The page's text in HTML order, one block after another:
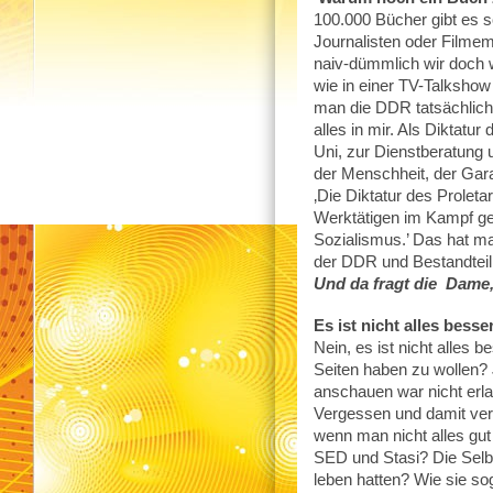
100.000 Bücher gibt es
Journalisten oder
naiv-dümmlich wir doch
wie in einer TV-
man die DDR
alles in mir. Als Diktatur
Uni, zur Dienstberatung
der Menschheit, der
‚Die Diktatur des
Werktätigen im Kampf
Sozialismus.’ Das hat
der DDR und
Und da fragt die
Es ist nicht alles
Nein, es ist nicht alles
Seiten haben zu
anschauen war nicht
Vergessen und damit
wenn man nicht alles
SED und Stasi? Die
leben hatten? Wie sie